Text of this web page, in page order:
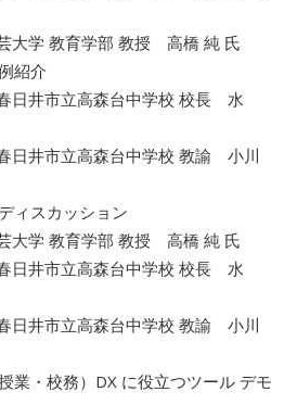
育学部 教授 高橋 純 氏
紹介
高森台中学校 校長 水
高森台中学校 教諭 小川
ィスカッション
育学部 教授 高橋 純 氏
高森台中学校 校長 水
高森台中学校 教諭 小川
・校務）DX に役立つツール デモ